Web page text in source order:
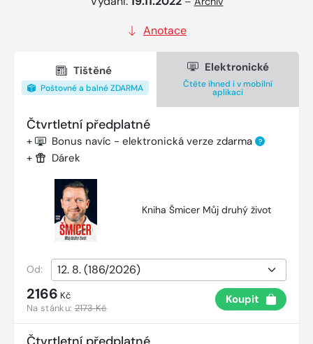
Anotace
Tištěné
Poštovné a balné ZDARMA
Elektronické
Čtěte ihned i v mobilní
aplikaci
Čtvrtletní předplatné
+ Bonus navíc - elektronická verze zdarma ?
+ Dárek
Kniha Šmicer Můj druhý život
Od:
2166 Kč
Na stánku:2173 Kč
Koupit